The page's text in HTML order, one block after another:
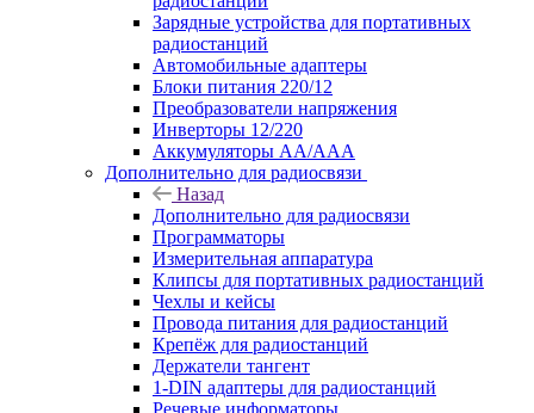
Зарядные устройства для портативных
радиостанций
Автомобильные адаптеры
Блоки питания 220/12
Преобразователи напряжения
Инверторы 12/220
Аккумуляторы АА/ААА
Дополнительно для радиосвязи
Назад
Дополнительно для радиосвязи
Программаторы
Измерительная аппаратура
Клипсы для портативных радиостанций
Чехлы и кейсы
Провода питания для радиостанций
Крепёж для радиостанций
Держатели тангент
1-DIN адаптеры для радиостанций
Речевые информаторы